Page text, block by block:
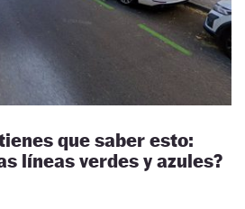
que saber esto:
líneas verdes y azules?